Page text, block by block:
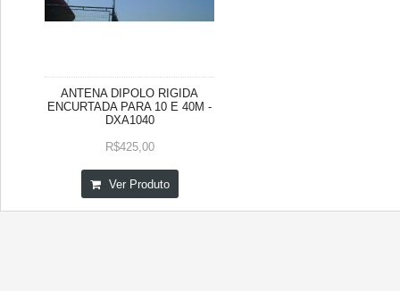
ANTENA DIPOLO RIGIDA
ENCURTADA PARA 10 E 40M -
DXA1040
R$425,00
Ver Produto